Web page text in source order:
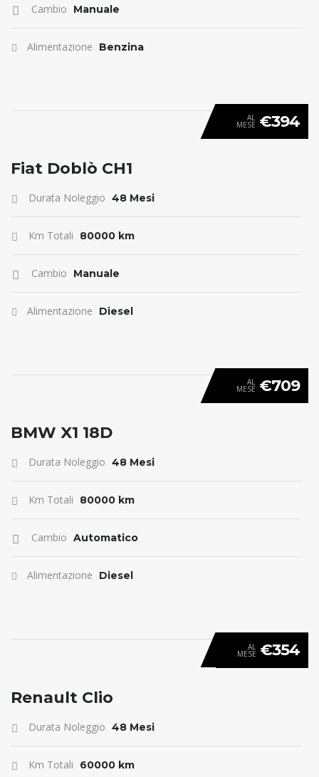
Cambio Manuale
Alimentazione Benzina
ANTICIPO 0
AL
MESE €394
Fiat Doblò CH1
Durata Noleggio 48 Mesi
Km Totali 80000 km
Cambio Manuale
Alimentazione Diesel
ANTICIPO 0
AL
MESE €709
BMW X1 18D
Durata Noleggio 48 Mesi
Km Totali 80000 km
Cambio Automatico
Alimentazione Diesel
ANTICIPO 0
AL
MESE €354
Renault Clio
Durata Noleggio 48 Mesi
Km Totali 60000 km